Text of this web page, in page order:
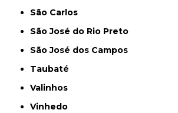
São Carlos
São José do Rio Preto
São José dos Campos
Taubaté
Valinhos
Vinhedo